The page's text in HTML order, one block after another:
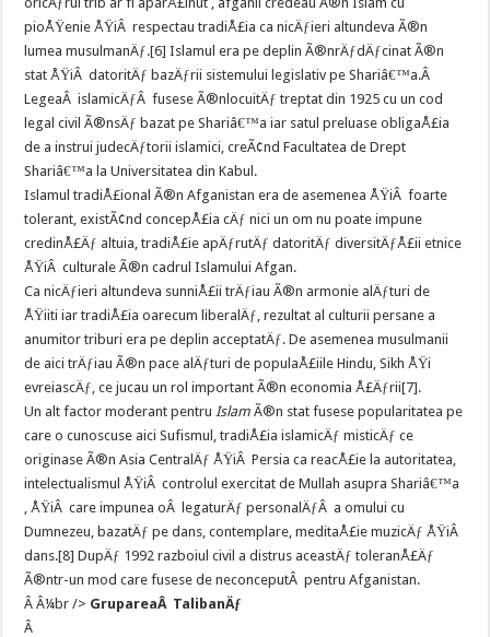
pioÅŸenie ÅŸiÂ respectau tradiÅ£ia ca nicÄƒieri altundeva Ã®n
lumea musulmanÄƒ.[6] Islamul era pe deplin Ã®nrÄƒdÄƒcinat Ã®n
stat ÅŸiÂ datoritÄƒ bazÄƒrii sistemului legislativ pe Shariâ€™a.Â
LegeaÂ islamicÄƒÂ fusese Ã®nlocuitÄƒ treptat din 1925 cu un cod
legal civil Ã®nsÄƒ bazat pe Shariâ€™a iar satul preluase obligaÅ£ia
de a instrui judecÄƒtorii islamici, creÃ¢nd Facultatea de Drept
Shariâ€™a la Universitatea din Kabul.
Islamul tradiÅ£ional Ã®n Afganistan era de asemenea ÅŸiÂ foarte
tolerant, existÃ¢nd concepÅ£ia cÄƒ nici un om nu poate impune
credinÅ£Äƒ altuia, tradiÅ£ie apÄƒrutÄƒ datoritÄƒ diversitÄƒÅ£ii etnice
ÅŸiÂ culturale Ã®n cadrul Islamului Afgan.
Ca nicÄƒieri altundeva sunniÅ£ii trÄƒiau Ã®n armonie alÄƒturi de
ÅŸiiti iar tradiÅ£ia oarecum liberalÄƒ, rezultat al culturii persane a
anumitor triburi era pe deplin acceptatÄƒ. De asemenea musulmanii
de aici trÄƒiau Ã®n pace alÄƒturi de populaÅ£iile Hindu, Sikh ÅŸi
evreiascÄƒ, ce jucau un rol important Ã®n economia Å£Äƒrii[7].
Un alt factor moderant pentruIslam Ã®n stat fusese popularitatea pe
care o cunoscuse aici Sufismul, tradiÅ£ia islamicÄƒ misticÄƒ ce
originase Ã®n Asia CentralÄƒ ÅŸiÂ Persia ca reacÅ£ie la autoritatea,
intelectualismul ÅŸiÂ controlul exercitat de Mullah asupra Shariâ€™a
, ÅŸiÂ care impunea oÂ legaturÄƒ personalÄƒÂ a omului cu
Dumnezeu, bazatÄƒ pe dans, contemplare, meditaÅ£ie muzicÄƒ ÅŸiÂ
dans.[8] DupÄƒ 1992 razboiul civil a distrus aceastÄƒ toleranÅ£Äƒ
Ã®ntr-un mod care fusese de neconceputÂ pentru Afganistan.
Â Â¼br /> GrupareaÂ TalibanÄƒ
Â